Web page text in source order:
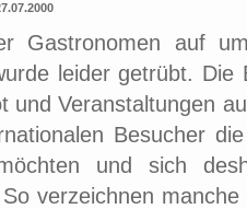
Gastronomen auf
leider getrübt. Die
und Veranstaltungen
Besucher
und sich
verzeichnen